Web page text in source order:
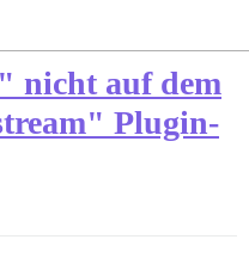
nicht auf dem
Plugin-